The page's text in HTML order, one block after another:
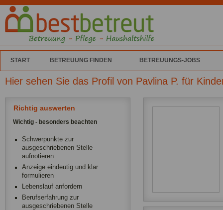
START BETREUUNG FINDEN BETREUUNGS-JOBS
Hier sehen Sie das Profil von Pavlina P. für
Richtig auswerten
Wichtig - besonders beachten
Schwerpunkte zur
ausgeschriebenen Stelle
aufnotieren
Anzeige eindeutig und klar
formulieren
Lebenslauf anfordern
Berufserfahrung zur
ausgeschriebenen Stelle